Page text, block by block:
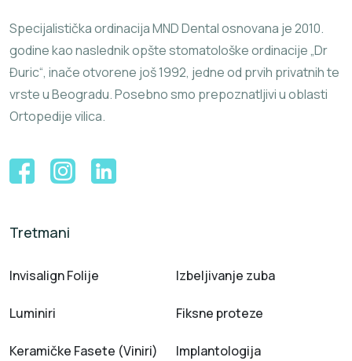
Specijalistička ordinacija MND Dental osnovana je 2010.
godine kao naslednik opšte stomatološke ordinacije „Dr
Đuric“, inače otvorene još 1992, jedne od prvih privatnih te
vrste u Beogradu. Posebno smo prepoznatljivi u oblasti
Ortopedije vilica.
Tretmani
Invisalign Folije Izbeljivanje zuba
Luminiri Fiksne proteze
Keramičke Fasete (Viniri) Implantologija